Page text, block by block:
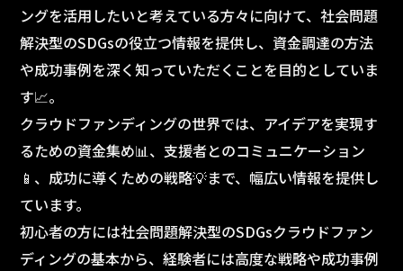
ングを活用したいと考えている方々に向けて、社会問題
解決型のSDGsの役立つ情報を提供し、資金調達の方法
や成功事例を深く知っていただくことを目的としていま
す📈。
クラウドファンディングの世界では、アイデアを実現す
るための資金集め📊、支援者とのコミュニケーション
📱、成功に導くための戦略💡まで、幅広い情報を提供し
ています。
初心者の方には社会問題解決型のSDGsクラウドファン
ディングの基本から、経験者には高度な戦略や成功事例